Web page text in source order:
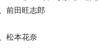
前田旺志郎
松本花奈